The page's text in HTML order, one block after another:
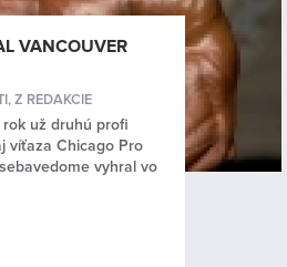
VANCOUVER
,Z REDAKCIE
už druhú profi
víťaza Chicago Pro
vyhral vo